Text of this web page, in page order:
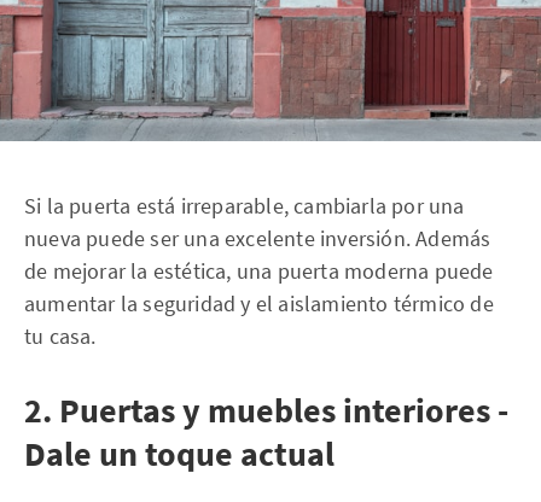
Si la puerta está irreparable, cambiarla por una
nueva puede ser una excelente inversión. Además
de mejorar la estética, una puerta moderna puede
aumentar la seguridad y el aislamiento térmico de
tu casa.
2. Puertas y muebles interiores -
Dale un toque actual